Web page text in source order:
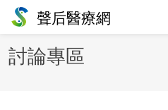
聲后醫療網
討論專區